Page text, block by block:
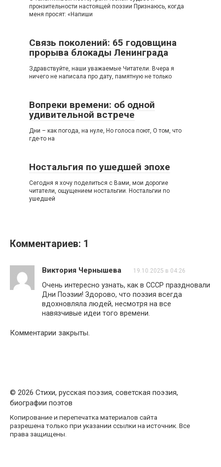
пронзительности настоящей поэзии Признаюсь, когда
меня просят: «Напиши
Связь поколений: 65 годовщина
прорыва блокады Ленинграда
Здравствуйте, наши уважаемые Читатели. Вчера я
ничего не написала про дату, памятную не только
Вопреки времени: об одной
удивительной встрече
Дни – как погода, на нуле, Но голоса поют, О том, что
где-то на
Ностальгия по ушедшей эпохе
Сегодня я хочу поделиться с Вами, мои дорогие
читатели, ощущением ностальгии. Ностальгии по
ушедшей
Комментариев: 1
Виктория Чернышева 19.10.2025 в 04:26
Очень интересно узнать, как в СССР праздновали
Дни Поэзии! Здорово, что поэзия всегда
вдохновляла людей, несмотря на все
навязчивые идеи того времени.
Комментарии закрыты.
© 2026 Стихи, русская поэзия, советская поэзия,
биографии поэтов
Копирование и перепечатка материалов сайта
разрешена только при указании ссылки на источник. Все
права защищены.